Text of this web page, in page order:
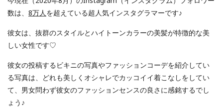
数は、 8万人を超えている超人気インスタグラマーです♪
彼女は、抜群のスタイルとハイトーンカラーの美髪が特徴的な美
しい女性です♡
彼女の投稿するビキニの写真やファッションコーデを紹介してい
る写真は、どれも美しくオシャレでカッコイイ着こなしをしてい
て、男女問わず彼女のファッションセンスの良さに感銘するでし
ょう♪